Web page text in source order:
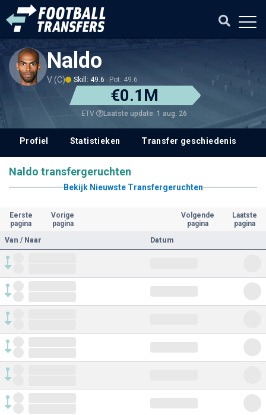
Naldo
V (C) Skill: 49.6 Pot: 49.6
€0.1M
ETV Laatste update: 1 aug. 26
Profiel Statistieken Transfer geschiedenis
Naldo transfergeruchten
Bekijk Nieuwste Transfergeruchten
Eerste
pagina
Vorige
pagina
Volgende
pagina
Laatste
pagina
Van / Naar
Datum